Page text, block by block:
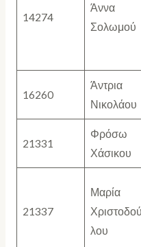
14274
Άννα
Σολωμού
16260
Άντρια
Νικολάου
21331
Φρόσω
Χάσικου
21337
Μαρία
Χριστοδού
λου